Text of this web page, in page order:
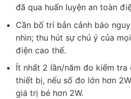
đã qua huấn luyện an toàn
Cần bố trí bản cảnh báo
nhìn; thu hút sự chú ý của
điện cao thế.
Ít nhất 2 lần/năm đo kiểm
thiết bị, nếu số đo lớn hơn
giá trị bé hơn 2W.